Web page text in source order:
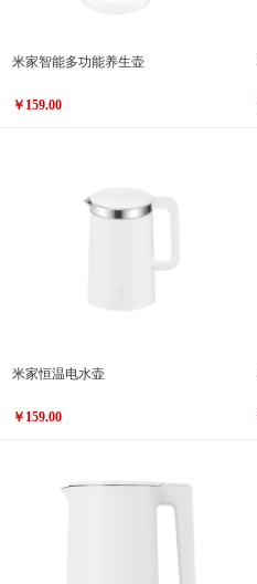
米家智能多功能养生壶
￥159.00
米家恒温电水壶
￥159.00